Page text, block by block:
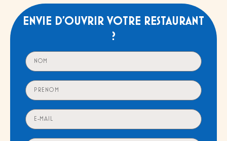
ENVIE D’OUVRIR VOTRE RESTAURANT
?